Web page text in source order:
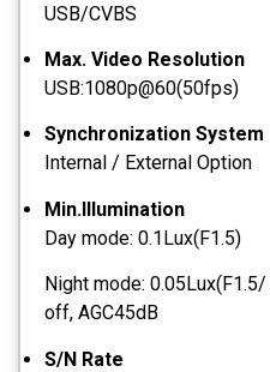
USB/CVBS
Max. Video Resolution
USB:1080p@60(50fps)
Synchronization System
Internal / External Option
Min.Illumination
Day mode: 0.1Lux(F1.5)
Night mode:
off, AGC45dB
S/N Rate